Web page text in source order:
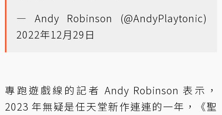
— Andy Robinson (@AndyPlaytonic)
2022年12月29日
專跑遊戲線的記者 Andy Robinson 表示，
2023 年無疑是任天堂新作連連的一年，《聖